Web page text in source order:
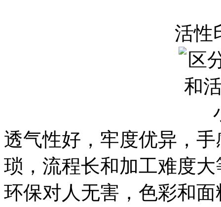
活性
透气性好，牢度优异，
琐，流程长和加工难度
环保对人无害，色彩和